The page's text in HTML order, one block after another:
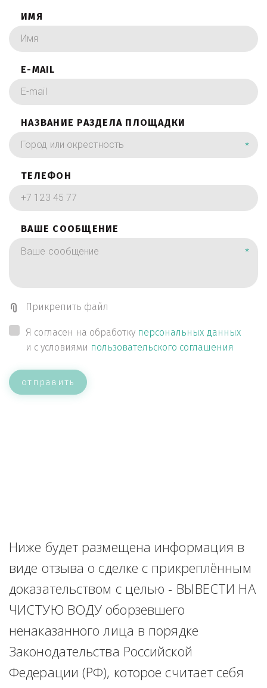
ИМЯ
E-MAIL
НАЗВАНИЕ РАЗДЕЛА ПЛОЩАДКИ
*
ТЕЛЕФОН
ВАШЕ СООБЩЕНИЕ
*
Прикрепить файл
Я согласен на обработку персональных данных
и с условиями пользовательского соглашения
отправить
Ниже будет размещена информация в
виде отзыва о сделке с прикреплённым
доказательством с целью - ВЫВЕСТИ НА
ЧИСТУЮ ВОДУ оборзевшего
ненаказанного лица в порядке
Законодательства Российской
Федерации (РФ), которое считает себя